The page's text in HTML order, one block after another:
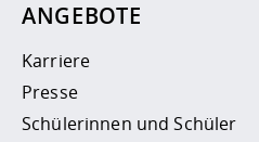
ANGEBOTE
Karriere
Presse
Schülerinnen und Schüler